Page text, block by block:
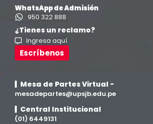
Ingeniería en Enología y Viticultura
Investigación y Responsabilidad Social
WhatsApp de Admisión
950 322 888
¿Tienes un reclamo?
Ingresa aquí
Escríbenos
Mesa de Partes Virtual -
mesadepartes@upsjb.edu.pe
Central Institucional
(01) 6449131